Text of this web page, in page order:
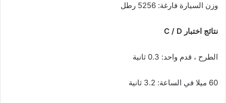
وزن السيارة فارغة: 5256 رطل
نتائج اختبار C / D
الطرح ، قدم واحد: 0.3 ثانية
60 ميلا في الساعة: 3.2 ثانية